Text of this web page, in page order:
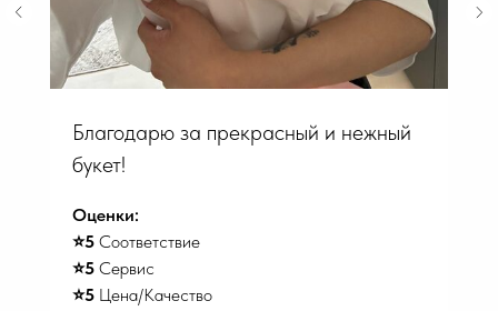
Благодарю за прекрасный и нежный
букет!
Оценки:
⭐️5 Соответствие
⭐️5 Сервис
⭐️5 Цена/Качество